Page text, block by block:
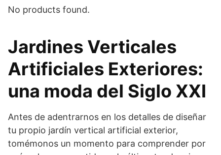
No products found.
Jardines Verticales
Artificiales Exteriores:
una moda del Siglo XXI
Antes de adentrarnos en los detalles de diseñar
tu propio jardín vertical artificial exterior,
tomémonos un momento para comprender por